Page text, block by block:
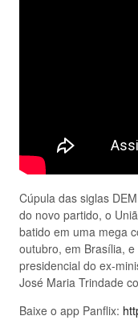
Cúpula das siglas
do novo partido, o
batido em uma mega
outubro, em Brasília,
presidencial do ex-
José Maria Trindade
Baixe o app Panflix: